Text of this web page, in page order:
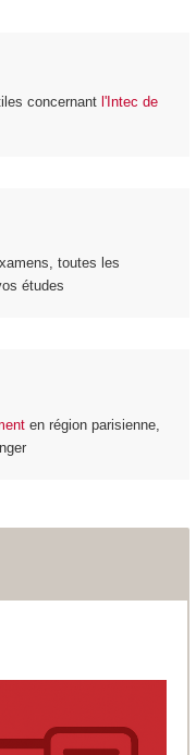
concernant l'Intec de
toutes les
études
en région parisienne,